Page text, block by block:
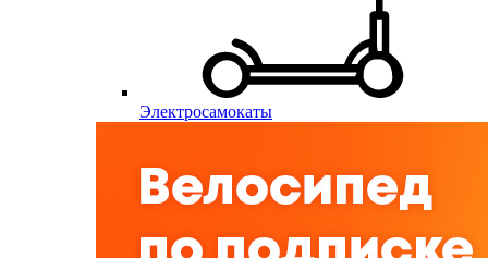
Электросамокаты